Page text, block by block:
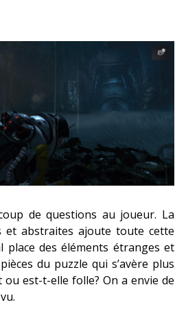
de questions au joueur. La
abstraites ajoute toute cette
des éléments étranges et
du puzzle qui s’avère plus
est-t-elle folle? On a envie de